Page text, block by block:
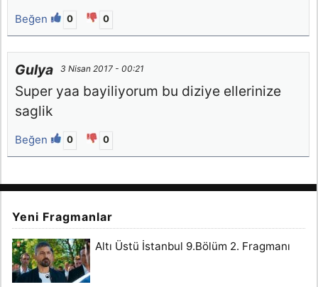
Beğen 0 0
Gulya 3 Nisan 2017 - 00:21
Super yaa bayiliyorum bu diziye ellerinize
saglik
Beğen 0 0
Yeni Fragmanlar
Altı Üstü İstanbul 9.Bölüm 2. Fragmanı